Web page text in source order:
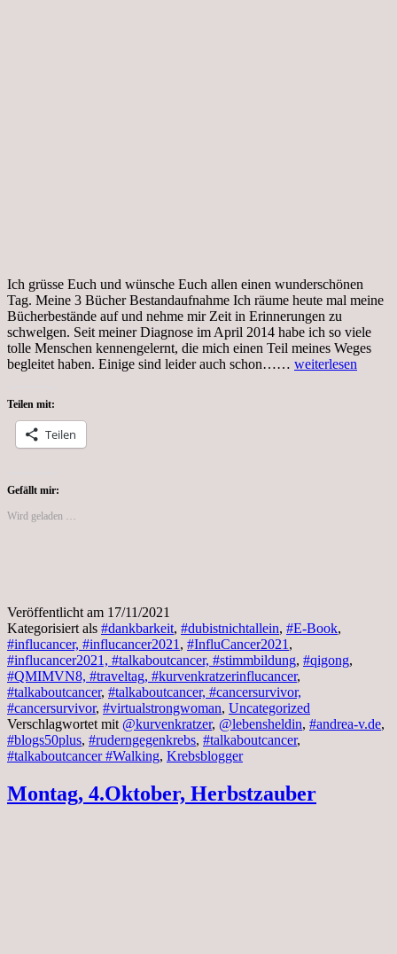
Ich grüsse Euch und wünsche Euch allen einen wunderschönen
Tag. Meine 3 Bücher Bestandaufnahme Ich räume heute mal meine
Bücherbestände auf und nehme mir Zeit in Erinnerungen zu
schwelgen. Seit meiner Diagnose im April 2014 habe ich so viele
tolle Menschen kennengelernt, die mich einen Teil meines Weges
begleitet haben. Einige sind leider auch schon…… Mittwoch,
weiterlesen
Teilen mit:
Teilen
Gefällt mir:
Wird geladen …
Veröffentlicht am 17/11/2021
Kategorisiert als #dankbarkeit, #dubistnichtallein, #E-Book,
#influcancer, #influcancer2021, #InfluCancer2021,
#influcancer2021, #talkaboutcancer, #stimmbildung, #qigong,
#QMIMVN8, #traveltag, #kurvenkratzerinflucancer,
#talkaboutcancer, #talkaboutcancer, #cancersurvivor,
#cancersurvivor, #virtualstrongwoman, Uncategorized
Verschlagwortet mit @kurvenkratzer, @lebensheldin, #andrea-v.de,
#blogs50plus, #ruderngegenkrebs, #talkaboutcancer,
#talkaboutcancer #Walking, Krebsblogger
Montag, 4.Oktober, Herbstzauber